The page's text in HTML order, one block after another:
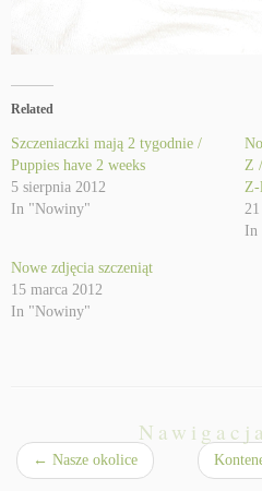
Related
Szczeniaczki mają 2 tygodnie /
Puppies have 2 weeks
5 sierpnia 2012
In "Nowiny"
Z
In
Nowe zdjęcia szczeniąt
15 marca 2012
In "Nowiny"
← Nasze okolice